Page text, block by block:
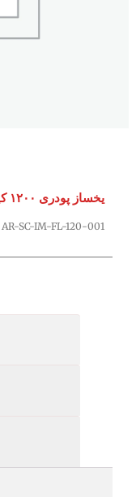
یخساز پودری ۱۲۰۰ کیلوئی بدون کندانسور MF68 اسکاتمن
AR-SC-IM-FL-120-001